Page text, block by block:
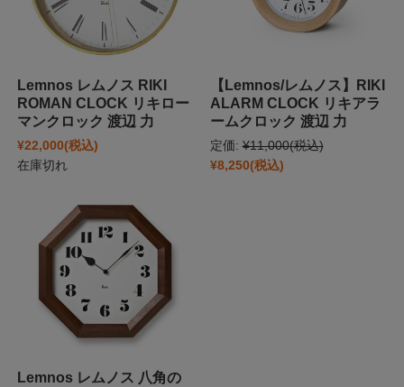
Lemnos レムノス RIKI
ROMAN CLOCK リキロー
マンクロック 渡辺 力
¥22,000(税込)
在庫切れ
【Lemnos/レムノス】RIKI
ALARM CLOCK リキアラ
ームクロック 渡辺 力
定価: ¥11,000(税込)
¥8,250(税込)
Lemnos レムノス 八角の